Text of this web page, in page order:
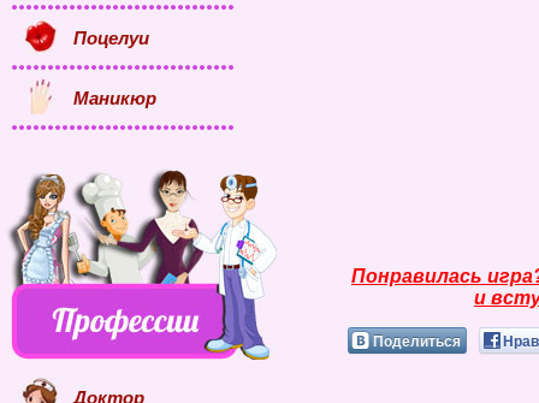
Понравилась
и
Поделиться
Поцелуи
Маникюр
Доктор